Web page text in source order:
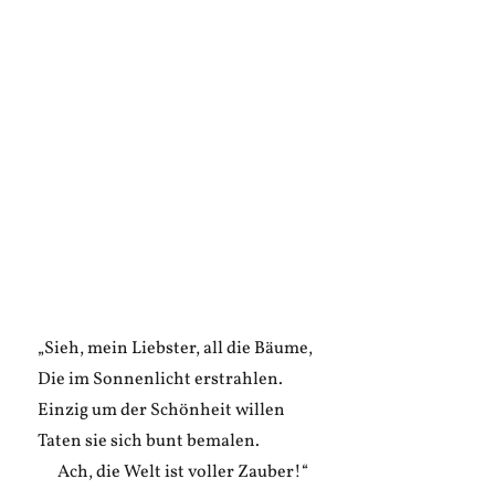
„Sieh, mein Liebster, all die Bäume,
Die im Sonnenlicht erstrahlen.
Einzig um der Schönheit willen
Taten sie sich bunt bemalen.
Ach, die Welt ist voller Zauber!“